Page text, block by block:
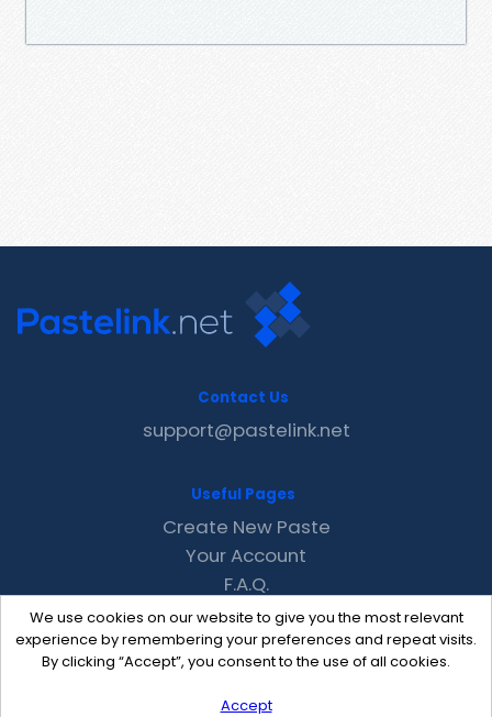
We use cookies on our website to give you the most relevant
experience by remembering your preferences and repeat visits.
By clicking “Accept”, you consent to the use of all cookies.
Accept
Contact Us
support@pastelink.net
Useful Pages
Create New Paste
Your Account
F.A.Q.
Recent
Contact